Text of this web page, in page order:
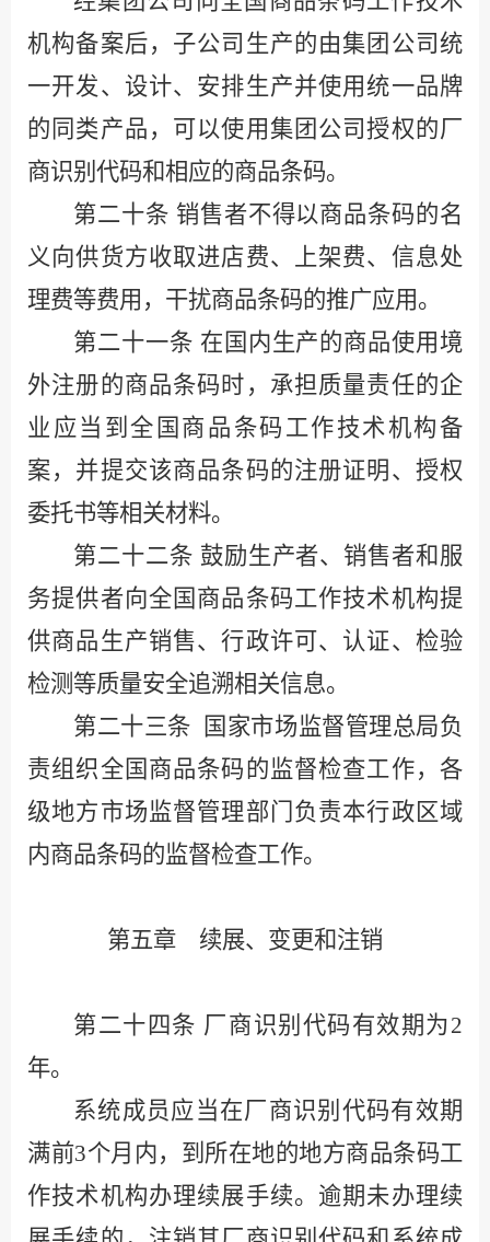
机构备案后，子公司生产的由集团公司统
一开发、设计、安排生产并使用统一品牌
的同类产品，可以使用集团公司授权的厂
商识别代码和相应的商品条码。
第二十条 销售者不得以商品条码的名
义向供货方收取进店费、上架费、信息处
理费等费用，干扰商品条码的推广应用。
第二十一条 在国内生产的商品使用境
外注册的商品条码时，承担质量责任的企
业应当到全国商品条码工作技术机构备
案，并提交该商品条码的注册证明、授权
委托书等相关材料。
第二十二条 鼓励生产者、销售者和服
务提供者向全国商品条码工作技术机构提
供商品生产销售、行政许可、认证、检验
检测等质量安全追溯相关信息。
第二十三条
国家市场监督管理总局负
责组织全国商品条码的监督检查工作，各
级地方市场监督管理部门负责本行政区域
内商品条码的监督检查工作。
第五章 续展、变更和注销
第二十四条 厂商识别代码有效期为2
年。
系统成员应当在厂商识别代码有效期
满前3个月内，到所在地的地方商品条码工
作技术机构办理续展手续。逾期未办理续